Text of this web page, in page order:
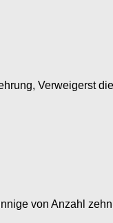
Verweigerst
von Anzahl